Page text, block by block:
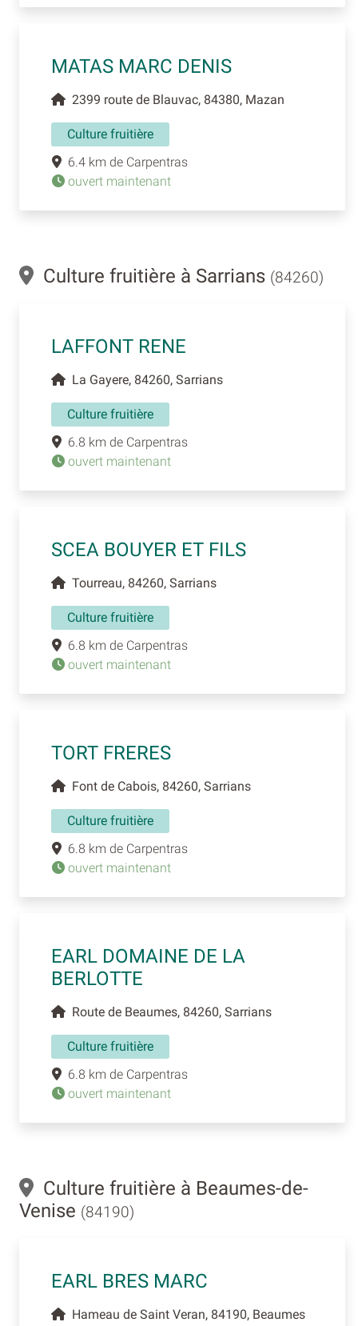
MATAS MARC DENIS
2399 route de Blauvac, 84380, Mazan
Culture fruitière
6.4 km de Carpentras
ouvert maintenant
Culture fruitière à Sarrians (84260)
LAFFONT RENE
La Gayere, 84260, Sarrians
Culture fruitière
6.8 km de Carpentras
ouvert maintenant
SCEA BOUYER ET FILS
Tourreau, 84260, Sarrians
Culture fruitière
6.8 km de Carpentras
ouvert maintenant
TORT FRERES
Font de Cabois, 84260, Sarrians
Culture fruitière
6.8 km de Carpentras
ouvert maintenant
EARL DOMAINE DE LA
BERLOTTE
Route de Beaumes, 84260, Sarrians
Culture fruitière
6.8 km de Carpentras
ouvert maintenant
Culture fruitière à Beaumes-de-
Venise (84190)
EARL BRES MARC
Hameau de Saint Veran, 84190, Beaumes